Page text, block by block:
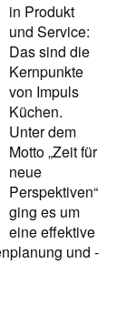
in Produkt
und Service:
Das sind die
Kernpunkte
von Impuls
Küchen.
Unter dem
Motto „Zeit für
neue
Perspektiven“
ging es um
eine effektive
und -